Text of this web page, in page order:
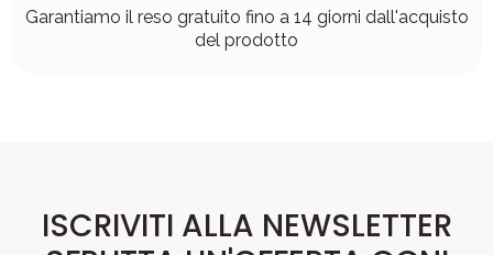
Garantiamo il reso gratuito fino a 14 giorni dall'acquisto
del prodotto
ISCRIVITI ALLA NEWSLETTER